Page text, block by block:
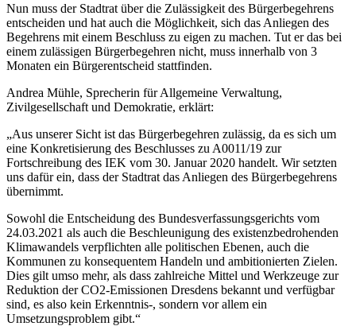
Nun muss der Stadtrat über die Zulässigkeit des Bürgerbegehrens
entscheiden und hat auch die Möglichkeit, sich das Anliegen des
Begehrens mit einem Beschluss zu eigen zu machen. Tut er das bei
einem zulässigen Bürgerbegehren nicht, muss innerhalb von 3
Monaten ein Bürgerentscheid stattfinden.
Andrea Mühle, Sprecherin für Allgemeine Verwaltung,
Zivilgesellschaft und Demokratie, erklärt:
„Aus unserer Sicht ist das Bürgerbegehren zulässig, da es sich um
eine Konkretisierung des Beschlusses zu A0011/19 zur
Fortschreibung des IEK vom 30. Januar 2020 handelt. Wir setzten
uns dafür ein, dass der Stadtrat das Anliegen des Bürgerbegehrens
übernimmt.
Sowohl die Entscheidung des Bundesverfassungsgerichts vom
24.03.2021 als auch die Beschleunigung des existenzbedrohenden
Klimawandels verpflichten alle politischen Ebenen, auch die
Kommunen zu konsequentem Handeln und ambitionierten Zielen.
Dies gilt umso mehr, als dass zahlreiche Mittel und Werkzeuge zur
Reduktion der CO2-Emissionen Dresdens bekannt und verfügbar
sind, es also kein Erkenntnis-, sondern vor allem ein
Umsetzungsproblem gibt.“